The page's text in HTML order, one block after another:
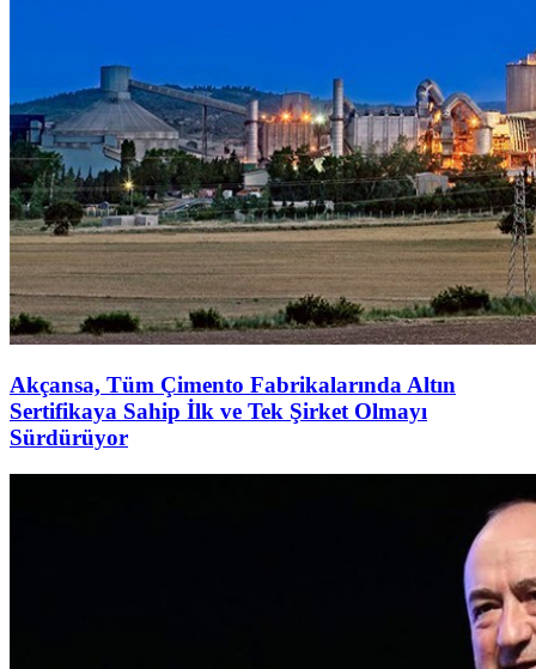
Akçansa, Tüm Çimento Fabrikalarında Altın
Sertifikaya Sahip İlk ve Tek Şirket Olmayı
Sürdürüyor